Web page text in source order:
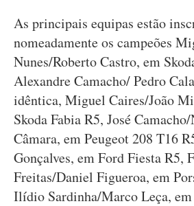
As principais equipas estão
nomeadamente os campeões
Nunes/Roberto Castro, em
Alexandre Camacho/ Pedro
idêntica, Miguel Caires/João
Skoda Fabia R5, José
Câmara, em Peugeot 208 T16
Gonçalves, em Ford Fiesta R5,
Freitas/Daniel Figueroa, em
Ilídio Sardinha/Marco Leça,